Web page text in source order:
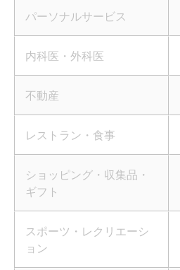
パーソナルサービス
内科医・外科医
不動産
レストラン・食事
ショッピング・収集品・
ギフト
スポーツ・レクリエーシ
ョン